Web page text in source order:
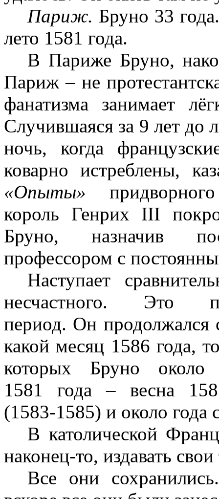
Париж. Бруно 33
лето 1581 года.
В Париже Бруно,
Париж – не
фанатизма занимает
Случившаяся за 9 лет до
ночь, когда
коварно истреблены,
«Опыты»
король Генрих III
Бруно, назначив
профессором с
Наступает
несчастного. Это
период. Он продолжался
какой месяц 1586 года,
которых Бруно
1581 года – весна
(1583‑1585) и около года
В католической
наконец‑то, издавать
Все они